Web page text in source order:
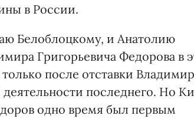
в России.
Белоблоцкому, и Анатолию
Григорьевича Федорова в
после отставки
последнего. Но
одно время был первым